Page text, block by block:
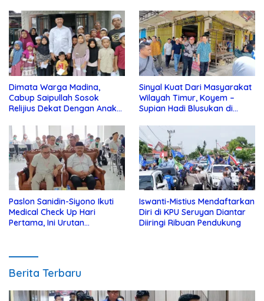
Dimata Warga Madina,
Cabup Saipullah Sosok
Relijius Dekat Dengan Anak
Sinyal Kuat Dari Masyarakat
Wilayah Timur, Koyem –
Supian Hadi Blusukan di
Paslon Sanidin-Siyono Ikuti
Medical Check Up Hari
Pertama, Ini Urutan
Iswanti-Mistius Mendaftarkan
Diri di KPU Seruyan Diantar
Diiringi Ribuan Pendukung
Berita Terbaru